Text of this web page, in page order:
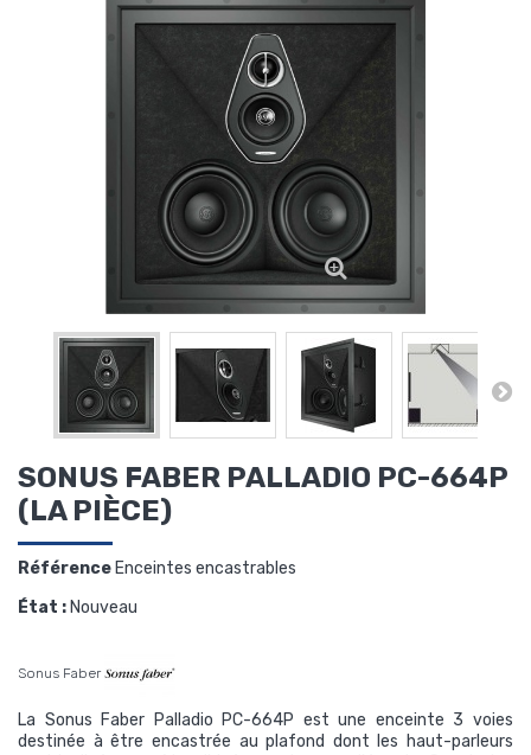
SONUS FABER PALLADIO PC-664P
(LA PIÈCE)
RéférenceEnceintes encastrables
État :Nouveau
Sonus Faber
La Sonus Faber Palladio PC-664P est une enceinte 3 voies
destinée à être encastrée au plafond dont les haut-parleurs